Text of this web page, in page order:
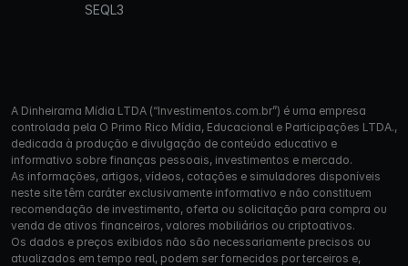
SEQL3
A Dinheirama Mídia LTDA (“Investimentos.com.br”) é uma empresa
controlada pela O Primo Rico Mídia, Educacional e Participações LTDA.,
dedicada à produção e divulgação de conteúdo educativo e
informativo sobre finanças pessoais, investimentos e mercado.
As informações, artigos, vídeos, cotações e simuladores disponíveis
neste site têm caráter exclusivamente informativo e não constituem
recomendação de investimento, oferta ou solicitação para compra ou
venda de ativos financeiros, valores mobiliários ou criptoativos.
Os dados e preços exibidos não são necessariamente precisos ou
atualizados em tempo real, podem ser fornecidos por terceiros e,